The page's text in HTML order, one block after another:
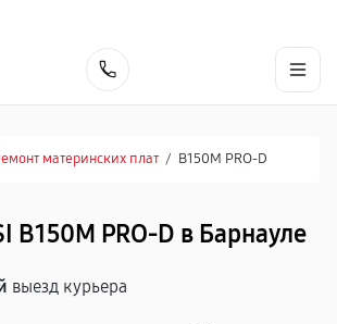
материнских плат / B150M PRO-D
B150M PRO-D в Барнауле
выезд курьера